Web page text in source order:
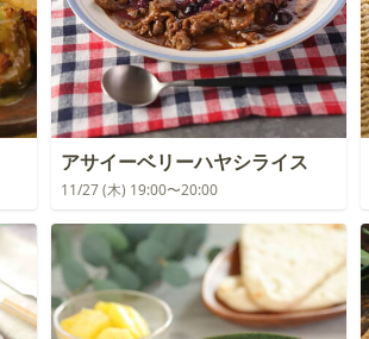
アサイーベリーハヤシライス
11/27 (木) 19:00〜20:00